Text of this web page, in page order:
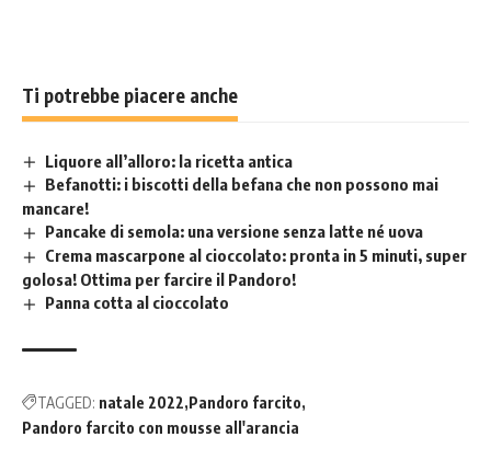
Ti potrebbe piacere anche
Liquore all’alloro: la ricetta antica
Befanotti: i biscotti della befana che non possono mai
mancare!
Pancake di semola: una versione senza latte né uova
Crema mascarpone al cioccolato: pronta in 5 minuti, super
golosa! Ottima per farcire il Pandoro!
Panna cotta al cioccolato
TAGGED: natale 2022 Pandoro farcito
Pandoro farcito con mousse all'arancia